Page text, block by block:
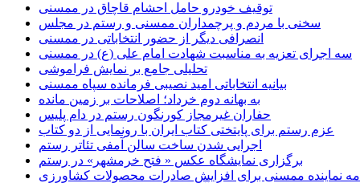
توقیف خودرو حامل احشام قاچاق در ممسنی
سخنی با مردم و پرچمداران ممسنی و رستم در مجلس
انصرافی دیگر از حضور انتخاباتی در ممسنی
سه اجرای تعزیه به مناسبت شهادت امام علی (ع) در ممسنی
تحلیلی جامع بر نمایش فراموشی
بیانیه انتخاباتی امید نصیبی فرمانده سپاه ممسنی
به بهانه دوم خرداد؛ اصلاحات بر زمین مانده
حفاران غیرمجاز کورنگون رستم در دام پلیس
عزم رستم برای پایتختی کتاب ایران با رونمایی از دو کتاب
اجرایی شدن ساخت سالن آمفی تئاتر رستم
برگزاری نمایشگاه عکس « فتح خرمشهر» در رستم
نماینده ممسنی برای افزایش صادرات محصولات کشاورزی